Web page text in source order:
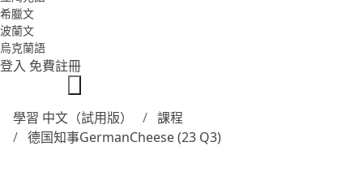
希臘文
波蘭文
烏克蘭語
登入 免費註冊
學習 中文（試用版）
課程
德国知事GermanCheese (23 Q3)